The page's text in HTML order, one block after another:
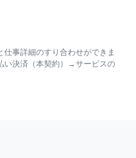
事詳細のすり合わせができま
い決済（本契約）→サービスの